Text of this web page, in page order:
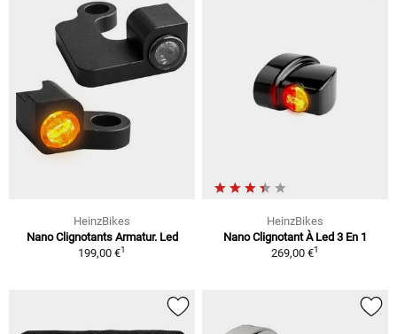
HeinzBikes
Nano Clignotants Armatur. Led
199,00 €1
HeinzBikes
Nano Clignotant À Led 3 En 1
269,00 €1